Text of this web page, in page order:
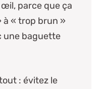
parce que ça
à « trop brun »
une baguette
: évitez le